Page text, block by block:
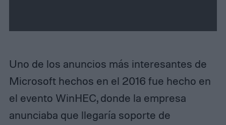
Uno de los anuncios más interesantes de
Microsoft hechos en el 2016 fue hecho en
el evento WinHEC, donde la empresa
anunciaba que llegaría soporte de